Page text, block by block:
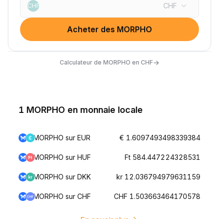
CHF CHF
Acheter des MORPHO
Calculateur de MORPHO en CHF→
1 MORPHO en monnaie locale
MORPHO sur EUR € 1.6097493498339384
MORPHO sur HUF Ft 584.447224328531
MORPHO sur DKK kr 12.036794979631159
MORPHO sur CHF CHF 1.503663464170578